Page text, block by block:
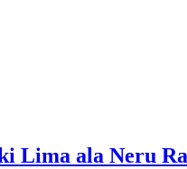
Lima ala Neru